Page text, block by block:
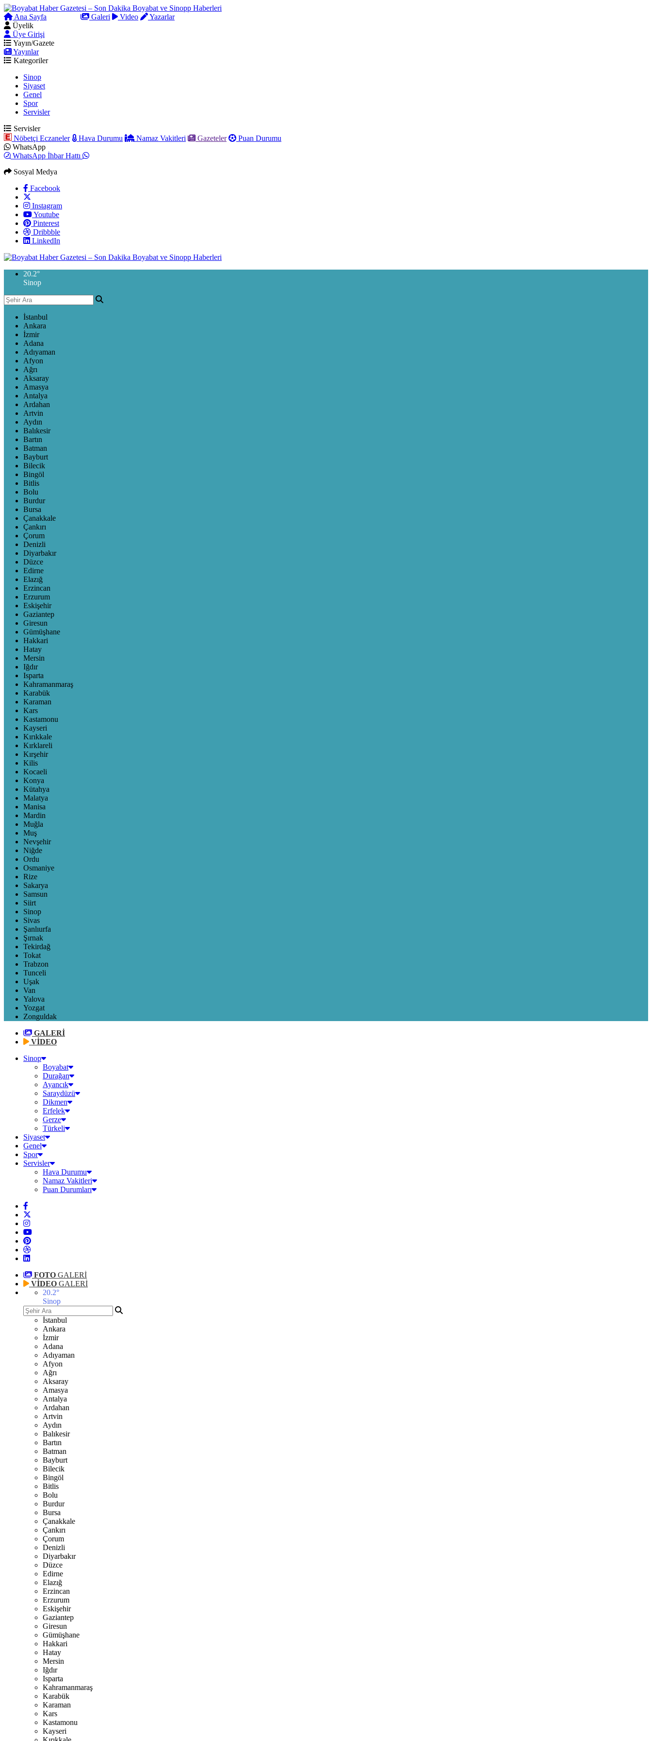
Ana Sayfa Galeri Video
Yazarlar
Üyelik
Üye Girişi
Yayın/Gazete
Yayınlar
Kategoriler
Sinop
Siyaset
Genel
Spor
Servisler
Servisler
Nöbetçi Eczaneler
Hava Durumu Namaz Vakitleri Gazeteler
Puan Durumu
WhatsApp
WhatsApp İhbar Hattı
Sosyal Medya
Facebook
Instagram
Youtube
Pinterest
Dribbble
LinkedIn
20.2°
Sinop
İstanbul
Ankara
İzmir
Adana
Adıyaman
Afyon
Ağrı
Aksaray
Amasya
Antalya
Ardahan
Artvin
Aydın
Balıkesir
Bartın
Batman
Bayburt
Bilecik
Bingöl
Bitlis
Bolu
Burdur
Bursa
Çanakkale
Çankırı
Çorum
Denizli
Diyarbakır
Düzce
Edirne
Elazığ
Erzincan
Erzurum
Eskişehir
Gaziantep
Giresun
Gümüşhane
Hakkari
Hatay
Mersin
Iğdır
Isparta
Kahramanmaraş
Karabük
Karaman
Kars
Kastamonu
Kayseri
Kırıkkale
Kırklareli
Kırşehir
Kilis
Kocaeli
Konya
Kütahya
Malatya
Manisa
Mardin
Muğla
Muş
Nevşehir
Niğde
Ordu
Osmaniye
Rize
Sakarya
Samsun
Siirt
Sinop
Sivas
Şanlıurfa
Şırnak
Tekirdağ
Tokat
Trabzon
Tunceli
Uşak
Van
Yalova
Yozgat
Zonguldak
GALERİ
VİDEO
Sinop
Boyabat
Durağan
Ayancık
Saraydüzü
Dikmen
Erfelek
Gerze
Türkeli
Siyaset
Genel
Spor
Servisler
Hava Durumu
Namaz Vakitleri
Puan Durumları
FOTO GALERİ
VİDEO GALERİ
20.2°
Sinop
İstanbul
Ankara
İzmir
Adana
Adıyaman
Afyon
Ağrı
Aksaray
Amasya
Antalya
Ardahan
Artvin
Aydın
Balıkesir
Bartın
Batman
Bayburt
Bilecik
Bingöl
Bitlis
Bolu
Burdur
Bursa
Çanakkale
Çankırı
Çorum
Denizli
Diyarbakır
Düzce
Edirne
Elazığ
Erzincan
Erzurum
Eskişehir
Gaziantep
Giresun
Gümüşhane
Hakkari
Hatay
Mersin
Iğdır
Isparta
Kahramanmaraş
Karabük
Karaman
Kars
Kastamonu
Kayseri